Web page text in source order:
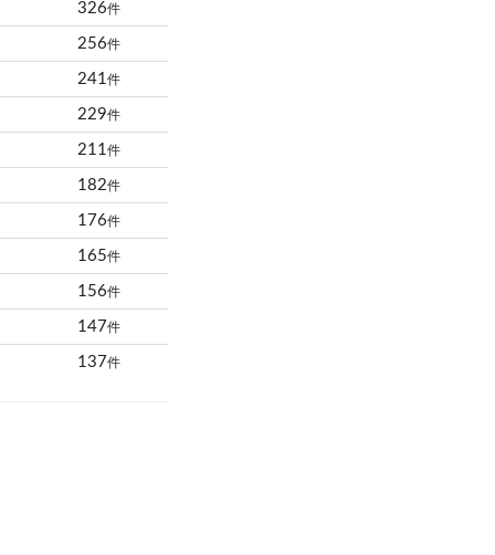
326件
256件
241件
229件
211件
182件
176件
165件
156件
147件
137件